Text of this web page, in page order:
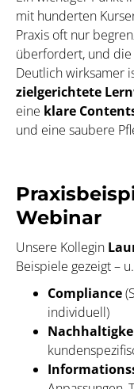
mit hunderten
Praxis oft nur
überfordert, und die
Deutlich wirksamer
zielgerichtete
eine klare
und eine saubere
Webinar
Unsere Kollegin
Beispiele gezeigt –
Compliance
individuell)